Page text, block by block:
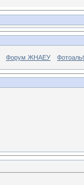
Форум ЖНАЕУ